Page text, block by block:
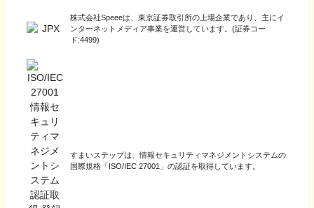
株式会社Speeeは、東京証券取引所の上場企業であり、主にイ
ンターネットメディア事業を運営しています。(証券コー
ド:4499)
すまいステップは、情報セキュリティマネジメントシステムの
国際規格「ISO/IEC 27001」の認証を取得しています。